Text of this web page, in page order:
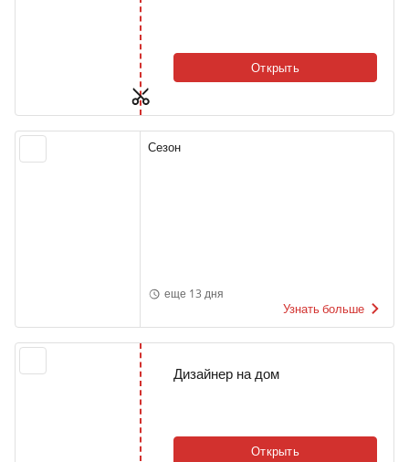
Открыть
Сезон
еще 13 дня
Узнать больше
Дизайнер на дом
Открыть